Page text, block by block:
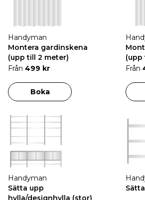
Handyman
Montera gardinskena
(upp till 2 meter)
Från 499 kr
Boka
(upp
Från
Handyman
Sätta upp
hylla/designhylla (stor)